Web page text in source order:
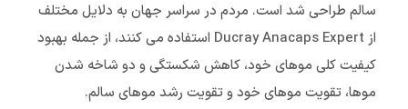
سالم طراحی شد است. مردم در سراسر جهان به دلایل مختلف
از Ducray Anacaps Expert استفاده می کنند، از جمله بهبود
کیفیت کلی موهای خود، کاهش شکستگی و دو شاخه شدن
موها، تقویت موهای خود و تقویت رشد موهای سالم.